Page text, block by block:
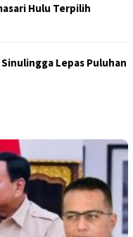
Hulu Terpilih
Lepas Puluhan